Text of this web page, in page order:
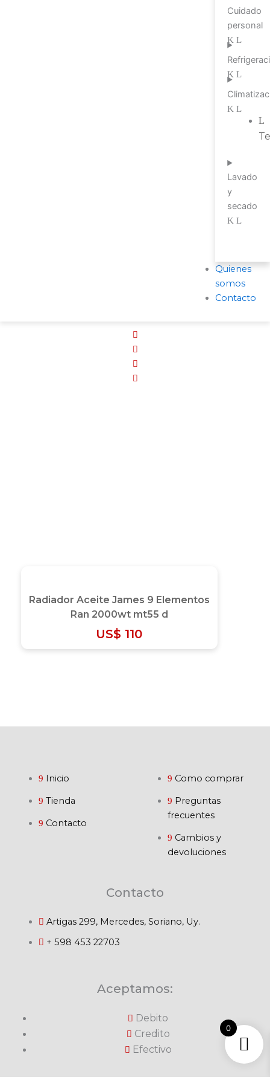
Cuidado
personal
Lavado
y
secado
Quienes
somos
Contacto
Radiador Aceite James 9 Elementos
Ran 2000wt mt55 d
US$ 110
Inicio
Tienda
Contacto
Como comprar
Preguntas
frecuentes
Cambios y
devoluciones
Contacto
Artigas 299, Mercedes, Soriano, Uy.
+ 598 453 22703
Aceptamos:
Debito
Credito
Efectivo
0